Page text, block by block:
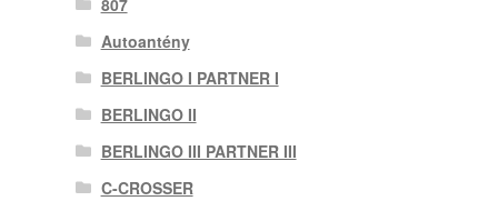
807
Autoantény
BERLINGO I PARTNER I
BERLINGO II
BERLINGO III PARTNER III
C-CROSSER